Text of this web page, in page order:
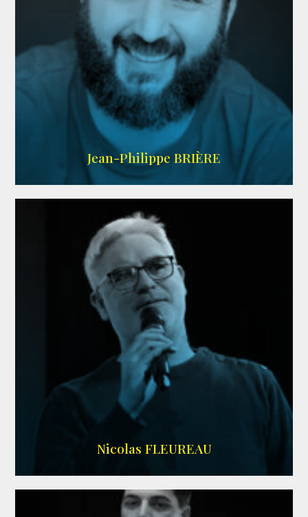
LINKEDIN
Jean-Philippe BRIÈRE
Nicolas FLEUREAU